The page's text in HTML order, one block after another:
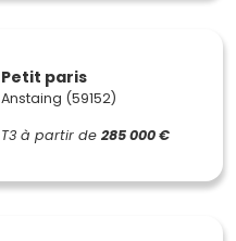
Petit paris
Anstaing (59152)
T3 à partir de 285 000 €